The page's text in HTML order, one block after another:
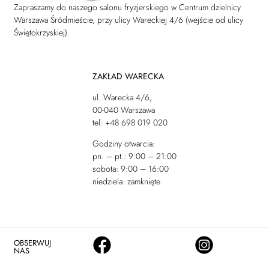
Zapraszamy do naszego salonu fryzjerskiego w Centrum dzielnicy
Warszawa Śródmieście, przy ulicy Wareckiej 4/6 (wejście od ulicy
Świętokrzyskiej).
ZAKŁAD WARECKA
ul. Warecka 4/6,
00-040 Warszawa
tel: +48 698 019 020
Godziny otwarcia:
pn. – pt.: 9:00 – 21:00
sobota: 9:00 – 16:00
niedziela: zamknięte
OBSERWUJ
NAS